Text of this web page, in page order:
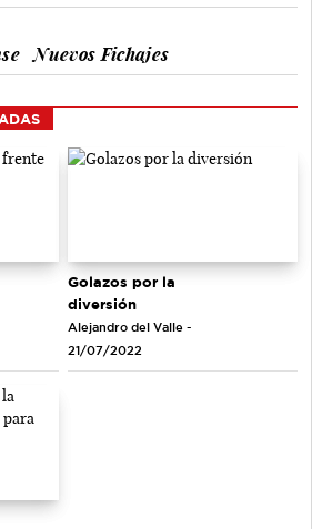
Nuevos Fichajes
Golazos por la
diversión
Alejandro del Valle -
21/07/2022